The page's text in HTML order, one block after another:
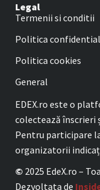
Legal
Termenii si conditii
Politica
Politica cookies
General
EDEX.ro este o
colectează înscrieri
Pentru participare
organizatorii
© 2025 EdeX.ro –
Dezvoltata de